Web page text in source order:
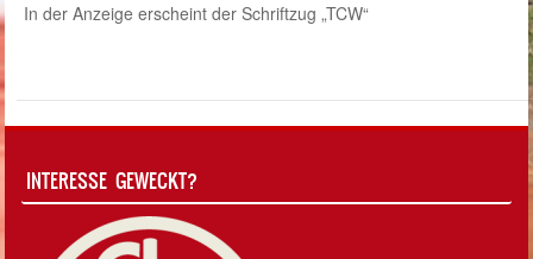
In der Anzeige erscheint der Schriftzug „TCW“
INTERESSE GEWECKT?